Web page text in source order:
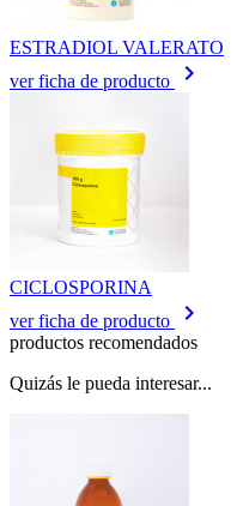
ESTRADIOL VALERATO
ver ficha de producto
keyboard_arrow_right
CICLOSPORINA
ver ficha de producto
keyboard_arrow_right
productos recomendados
Quizás le pueda interesar...